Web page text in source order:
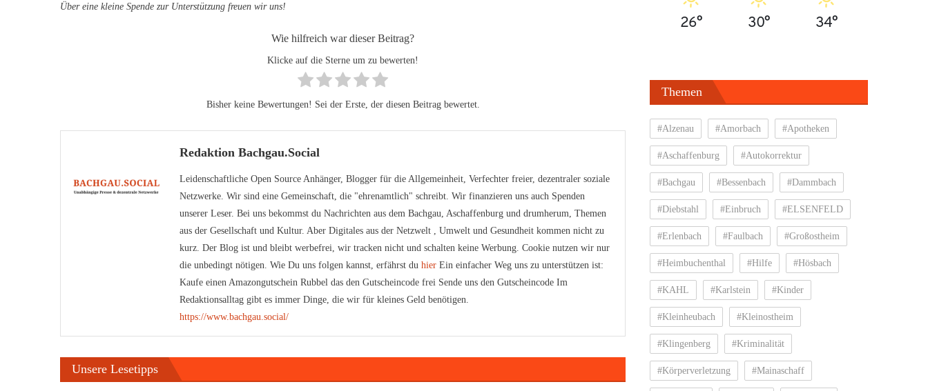
Über eine kleine Spende zur Unterstützung freuen wir uns!
Wie hilfreich war dieser Beitrag?
Klicke auf die Sterne um zu bewerten!
Bisher keine Bewertungen! Sei der Erste, der diesen Beitrag bewertet.
Redaktion Bachgau.Social
Leidenschaftliche Open Source Anhänger, Blogger für die Allgemeinheit, Verfechter freier, dezentraler soziale
Netzwerke. Wir sind eine Gemeinschaft, die "ehrenamtlich" schreibt. Wir finanzieren uns auch Spenden
unserer Leser. Bei uns bekommst du Nachrichten aus dem Bachgau, Aschaffenburg und drumherum, Themen
aus der Gesellschaft und Kultur. Aber Digitales aus der Netzwelt , Umwelt und Gesundheit kommen nicht zu
kurz. Der Blog ist und bleibt werbefrei, wir tracken nicht und schalten keine Werbung. Cookie nutzen wir nur
die unbedingt nötigen. Wie Du uns folgen kannst, erfährst duhier Ein einfacher Weg uns zu unterstützen ist:
Kaufe einen Amazongutschein Rubbel das den Gutscheincode frei Sende uns den Gutscheincode Im
Redaktionsalltag gibt es immer Dinge, die wir für kleines Geld benötigen.
https://www.bachgau.social/
Unsere Lesetipps
26° 30° 34°
Themen
#Alzenau #Amorbach #Apotheken
#Aschaffenburg #Autokorrektur
#Bachgau #Bessenbach #Dammbach
#Diebstahl #Einbruch #ELSENFELD
#Erlenbach #Faulbach #Großostheim
#Heimbuchenthal #Hilfe #Hösbach
#KAHL #Karlstein #Kinder
#Kleinheubach #Kleinostheim
#Klingenberg #Kriminalität
#Körperverletzung #Mainaschaff